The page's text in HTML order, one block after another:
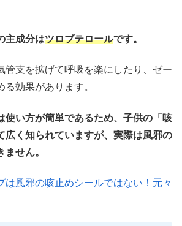
主成分はツロブテロールです。
管支を拡げて呼吸を楽にしたり、ゼー
効果があります。
使い方が簡単であるため、子供の「咳
広く知られていますが、実際は風邪の
せん。
は風邪の咳止めシールではない！元々